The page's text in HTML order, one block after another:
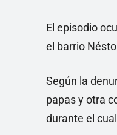
El episodio
el barrio
Según la
papas y otra
durante el